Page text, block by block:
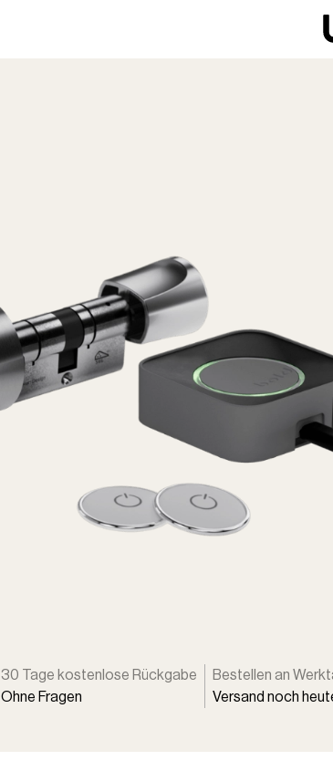
30 Tage kostenlose Rückgabe
Ohne Fragen
Bestellen an
Versand noch